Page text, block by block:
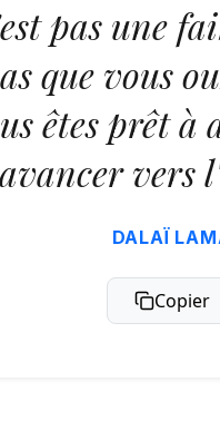
pas une
que vous
êtes prêt à
avancer vers
DALAÏ
Copier